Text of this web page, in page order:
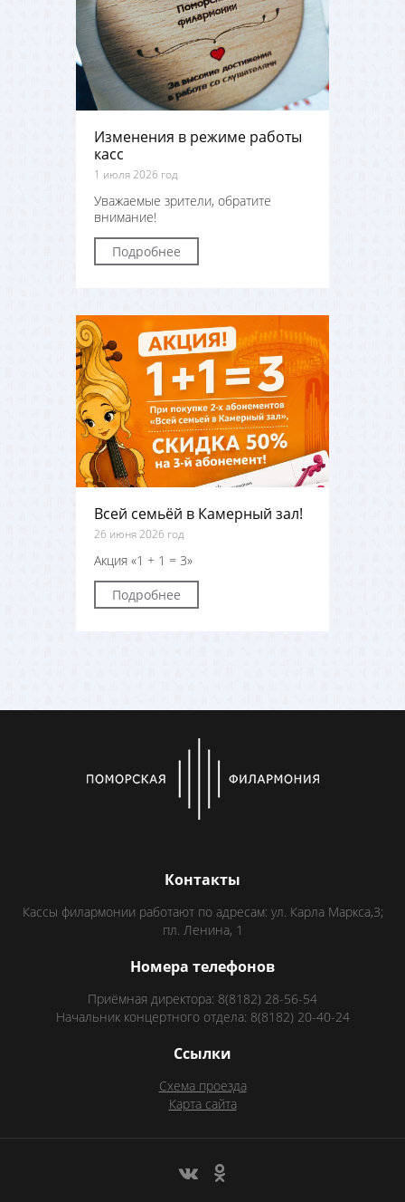
Изменения в режиме работы
касс
1 июля 2026 год
Уважаемые зрители, обратите
внимание!
Подробнее
Всей семьёй в Камерный зал!
26 июня 2026 год
Акция «1 + 1 = 3»
Подробнее
Контакты
Кассы филармонии работают по адресам: ул. Карла Маркса,3;
пл. Ленина, 1
Номера телефонов
Приёмная директора: 8(8182) 28-56-54
Начальник концертного отдела: 8(8182) 20-40-24
Ссылки
Схема проезда
Карта сайта